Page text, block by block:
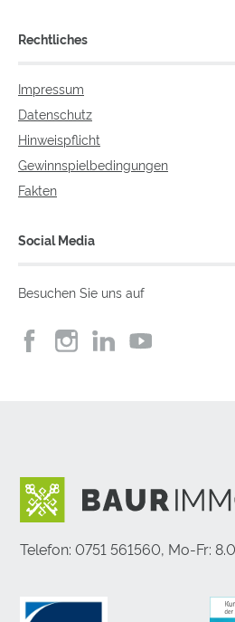
Rechtliches
Impressum
Datenschutz
Hinweispflicht
Gewinnspielbedingungen
Fakten
Social Media
Besuchen Sie uns auf
Telefon: 0751 561560, Mo-Fr: